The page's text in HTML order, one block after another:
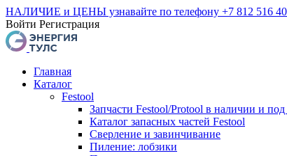
НАЛИЧИЕ и ЦЕНЫ узнавайте по телефону +7 812 516
Войти Регистрация
Главная
Каталог
Festool
Запчасти Festool/Protool в наличии и под
Каталог запасных частей Festool
Сверление и завинчивание
Пиление: лобзики